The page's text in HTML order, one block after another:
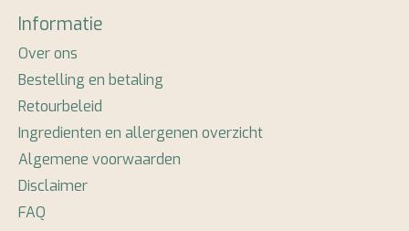
Informatie
Over ons
Bestelling en betaling
Retourbeleid
Ingredienten en allergenen overzicht
Algemene voorwaarden
Disclaimer
FAQ